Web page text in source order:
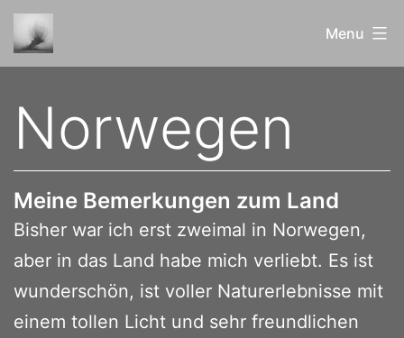
Skip
to
und
Bewundertes
Menu
Norwegen
Meine Bemerkungen zum Land
Bisher war ich erst zweimal in Norwegen,
aber in das Land habe mich verliebt. Es ist
wunderschön, ist voller Naturerlebnisse mit
einem tollen Licht und sehr freundlichen